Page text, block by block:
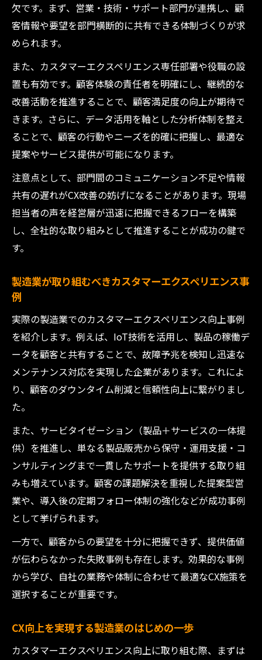
欠です。まず、営業・技術・サポート部門が連携し、顧
客情報や要望を部門横断的に共有できる体制づくりが求
められます。
また、カスタマーエクスペリエンス専任部署や役職の設
置も有効です。顧客体験の責任者を明確にし、継続的な
改善活動を推進することで、顧客満足度の向上が期待で
きます。さらに、データ活用を軸とした分析体制を整え
ることで、顧客の行動やニーズを的確に把握し、最適な
提案やサービス提供が可能になります。
注意点として、部門間のコミュニケーション不足や情報
共有の遅れがCX改善の妨げになることがあります。現場
担当者の声を経営層が迅速に把握できるフローを構築
し、全社的な取り組みとして推進することが成功の鍵で
す。
製造業が取り組むべきカスタマーエクスペリエンス事
例
実際の製造業でのカスタマーエクスペリエンス向上事例
を紹介します。例えば、IoT技術を活用し、製品の稼働デ
ータを顧客と共有することで、故障予兆を検知し迅速な
メンテナンス対応を実現した企業があります。これによ
り、顧客のダウンタイム削減と信頼性向上に繋がりまし
た。
また、サービタイゼーション（製品＋サービスの一体提
供）を推進し、単なる製品販売から保守・運用支援・コ
ンサルティングまで一貫したサポートを提供する取り組
みも増えています。顧客の課題解決を重視した提案型営
業や、導入後の定期フォロー体制の強化などが成功事例
として挙げられます。
一方で、顧客からの要望を十分に把握できず、提供価値
が伝わらなかった失敗事例も存在します。効果的な事例
から学び、自社の業務や体制に合わせて最適なCX施策を
選択することが重要です。
CX向上を実現する製造業のはじめの一歩
カスタマーエクスペリエンス向上に取り組む際、まずは